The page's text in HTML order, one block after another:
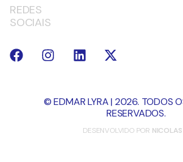
REDES
SOCIAIS
© EDMAR LYRA | 2026. TODOS
RESERVADOS.
DESENVOLVIDO POR NICOLAS